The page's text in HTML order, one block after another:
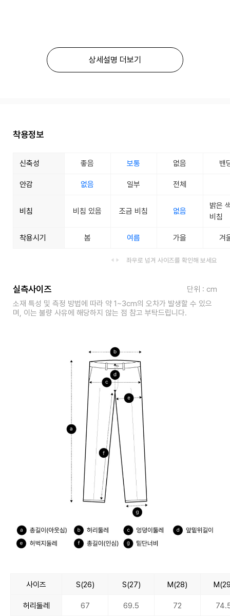
상세설명 더보기
착용정보
신축성 좋음 보통 없음 밴
안감 없음 일부 전체
비침 비침 있음 조금 비침 없음
밝은
비침
착용시기 봄 여름 가을 겨
좌우로 넘겨 사이즈를 확인해 보세요
실측사이즈
단위 : cm
소재 특성 및 측정 방법에 따라 약 1~3cm의 오차가 발생할 수 있으
며, 이는 불량 사유에 해당하지 않는 점 참고 부탁드립니다.
사이즈 S(26) S(27) M(28)
허리둘레 67 69.5 72